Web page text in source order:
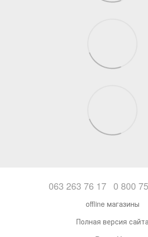
063 263 76 17 0 800
offline магазины
Полная версия